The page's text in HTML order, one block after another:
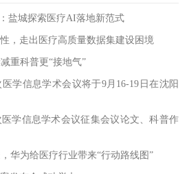
盐城探索医疗AI落地新范式
，走出医疗高质量数据集建设困境
重科普更“接地气”
学信息学术会议将于9月16-19日在沈阳
学信息学术会议征集会议论文、科普作
华为给医疗行业带来“行动路线图”